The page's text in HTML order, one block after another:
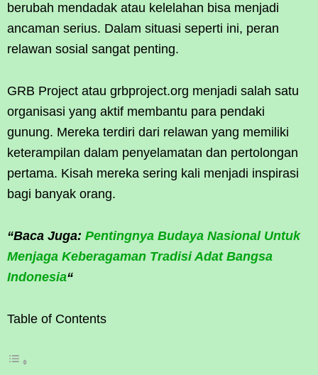
berubah mendadak atau kelelahan bisa menjadi
ancaman serius. Dalam situasi seperti ini, peran
relawan sosial sangat penting.
GRB Project atau grbproject.org menjadi salah satu
organisasi yang aktif membantu para pendaki
gunung. Mereka terdiri dari relawan yang memiliki
keterampilan dalam penyelamatan dan pertolongan
pertama. Kisah mereka sering kali menjadi inspirasi
bagi banyak orang.
“Baca Juga: Pentingnya Budaya Nasional Untuk
Menjaga Keberagaman Tradisi Adat Bangsa
Indonesia“
Table of Contents